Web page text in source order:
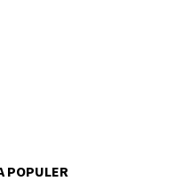
POPULER